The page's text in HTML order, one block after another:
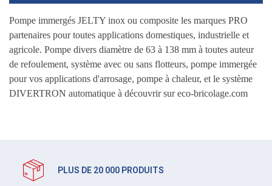
Pompe immergés JELTY inox ou composite les marques PRO
partenaires pour toutes applications domestiques, industrielle et
agricole. Pompe divers diamètre de 63 à 138 mm à toutes auteur
de refoulement, système avec ou sans flotteurs, pompe immergée
pour vos applications d'arrosage, pompe à chaleur, et le système
DIVERTRON automatique à découvrir sur eco-bricolage.com
PLUS DE 20 000 PRODUITS